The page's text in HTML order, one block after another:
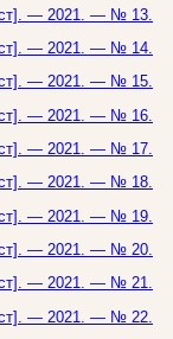
— 2021. — № 13.
— 2021. — № 14.
— 2021. — № 15.
— 2021. — № 16.
— 2021. — № 17.
— 2021. — № 18.
— 2021. — № 19.
— 2021. — № 20.
— 2021. — № 21.
— 2021. — № 22.